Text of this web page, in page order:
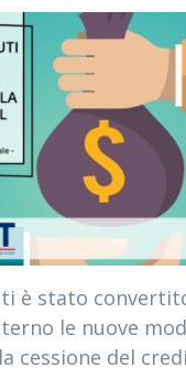
è stato
le nuove
cessione del